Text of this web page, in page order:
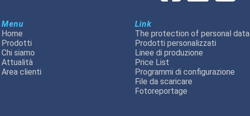
Menu
Home
Prodotti
Chi siamo
Attualità
Area clienti
Link
The protection of personal data
Prodotti personalizzati
Linee di produzione
Price List
Programmi di configurazione
File da scaricare
Fotoreportage